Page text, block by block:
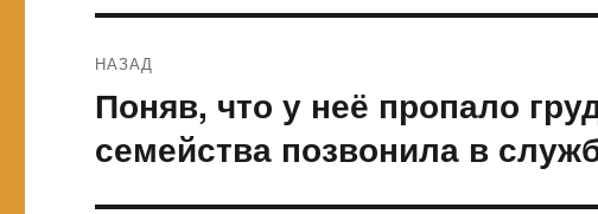
по
записям
НАЗАД
Предыдущая
Поняв, что у неё пропало
семейства позвонила в